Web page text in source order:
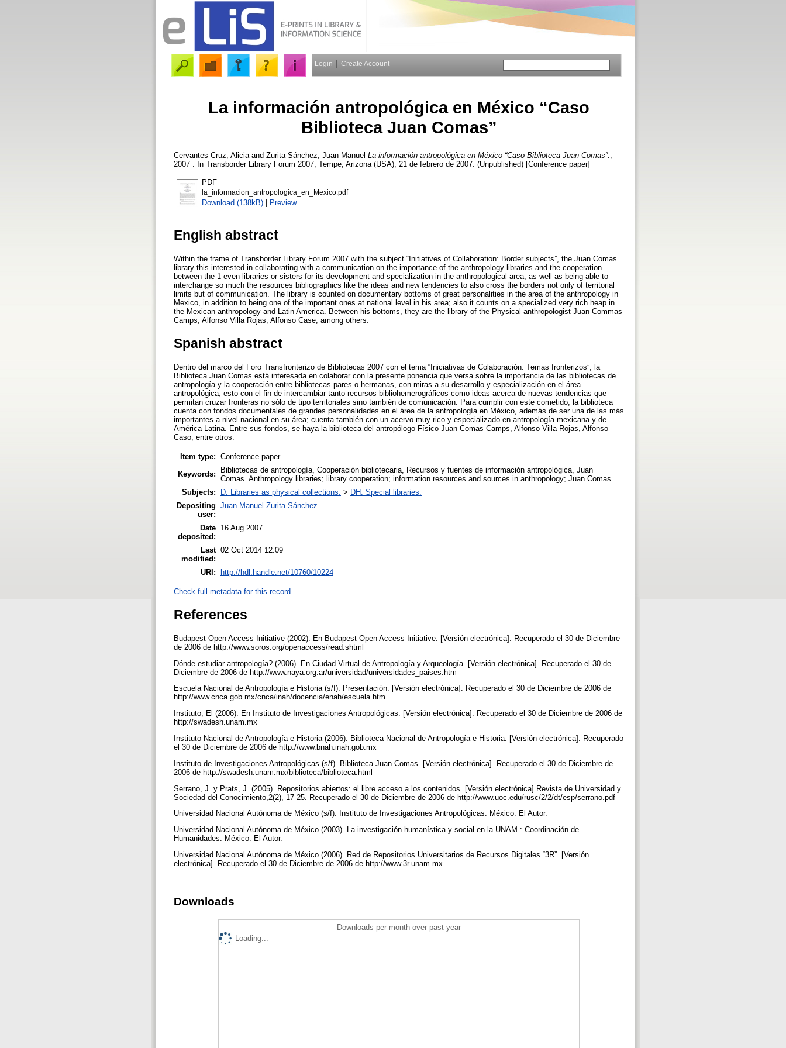
Login Create Account
La información antropológica en México “Caso
Biblioteca Juan Comas”
Cervantes Cruz, Alicia and Zurita Sánchez, Juan Manuel La información antropológica en México “Caso Biblioteca Juan Comas”.
2007 . In Transborder Library Forum 2007, Tempe, Arizona (USA), 21 de febrero de 2007. (Unpublished) [Conference paper]
PDF
la_informacion_antropologica_en_Mexico.pdf
Download (138kB) | Preview
English abstract
Within the frame of Transborder Library Forum 2007 with the subject “Initiatives of Collaboration: Border subjects”, the Juan Comas
library this interested in collaborating with a communication on the importance of the anthropology libraries and the cooperation
between the 1 even libraries or sisters for its development and specialization in the anthropological area, as well as being able to
interchange so much the resources bibliographics like the ideas and new tendencies to also cross the borders not only of territorial
limits but of communication. The library is counted on documentary bottoms of great personalities in the area of the anthropology in
Mexico, in addition to being one of the important ones at national level in his area; also it counts on a specialized very rich heap in
the Mexican anthropology and Latin America. Between his bottoms, they are the library of the Physical anthropologist Juan Commas
Camps, Alfonso Villa Rojas, Alfonso Case, among others.
Spanish abstract
Dentro del marco del Foro Transfronterizo de Bibliotecas 2007 con el tema “Iniciativas de Colaboración: Temas fronterizos”, la
Biblioteca Juan Comas está interesada en colaborar con la presente ponencia que versa sobre la importancia de las bibliotecas de
antropología y la cooperación entre bibliotecas pares o hermanas, con miras a su desarrollo y especialización en el área
antropológica; esto con el fin de intercambiar tanto recursos bibliohemerográficos como ideas acerca de nuevas tendencias que
permitan cruzar fronteras no sólo de tipo territoriales sino también de comunicación. Para cumplir con este cometido, la biblioteca
cuenta con fondos documentales de grandes personalidades en el área de la antropología en México, además de ser una de las más
importantes a nivel nacional en su área; cuenta también con un acervo muy rico y especializado en antropología mexicana y de
América Latina. Entre sus fondos, se haya la biblioteca del antropólogo Físico Juan Comas Camps, Alfonso Villa Rojas, Alfonso
Caso, entre otros.
Item type: Conference paper
Keywords:
Bibliotecas de antropología, Cooperación bibliotecaria, Recursos y fuentes de información antropológica, Juan
Comas. Anthropology libraries; library cooperation; information resources and sources in anthropology; Juan Comas
Subjects:
D. Libraries as physical collections. > DH. Special libraries.
Depositing
user:
Juan Manuel Zurita Sánchez
Date
deposited:
16 Aug 2007
Last
modified:
02 Oct 2014 12:09
URI: http://hdl.handle.net/10760/10224
Check full metadata for this record
References
Budapest Open Access Initiative (2002). En Budapest Open Access Initiative. [Versión electrónica]. Recuperado el 30 de Diciembre
de 2006 de http://www.soros.org/openaccess/read.shtml
Dónde estudiar antropología? (2006). En Ciudad Virtual de Antropología y Arqueología. [Versión electrónica]. Recuperado el 30 de
Diciembre de 2006 de http://www.naya.org.ar/universidad/universidades_paises.htm
Escuela Nacional de Antropología e Historia (s/f). Presentación. [Versión electrónica]. Recuperado el 30 de Diciembre de 2006 de
http://www.cnca.gob.mx/cnca/inah/docencia/enah/escuela.htm
Instituto, El (2006). En Instituto de Investigaciones Antropológicas. [Versión electrónica]. Recuperado el 30 de Diciembre de 2006 de
http://swadesh.unam.mx
Instituto Nacional de Antropología e Historia (2006). Biblioteca Nacional de Antropología e Historia. [Versión electrónica]. Recuperado
el 30 de Diciembre de 2006 de http://www.bnah.inah.gob.mx
Instituto de Investigaciones Antropológicas (s/f). Biblioteca Juan Comas. [Versión electrónica]. Recuperado el 30 de Diciembre de
2006 de http://swadesh.unam.mx/biblioteca/biblioteca.html
Serrano, J. y Prats, J. (2005). Repositorios abiertos: el libre acceso a los contenidos. [Versión electrónica] Revista de Universidad y
Sociedad del Conocimiento,2(2), 17-25. Recuperado el 30 de Diciembre de 2006 de http://www.uoc.edu/rusc/2/2/dt/esp/serrano.pdf
Universidad Nacional Autónoma de México (s/f). Instituto de Investigaciones Antropológicas. México: El Autor.
Universidad Nacional Autónoma de México (2003). La investigación humanística y social en la UNAM : Coordinación de
Humanidades. México: El Autor.
Universidad Nacional Autónoma de México (2006). Red de Repositorios Universitarios de Recursos Digitales “3R”. [Versión
electrónica]. Recuperado el 30 de Diciembre de 2006 de http://www.3r.unam.mx
Downloads
Downloads per month over past year
Loading...